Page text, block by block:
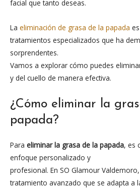
facial que tanto deseas.
La eliminación de grasa de la papada
tratamientos especializados que ha
sorprendentes.
Vamos a explorar cómo puedes
y del cuello de manera efectiva.
¿Cómo eliminar la
papada?
Para eliminar la grasa de la papada, es
enfoque personalizado y
profesional. En SO Glamour
tratamiento avanzado que se adapta a